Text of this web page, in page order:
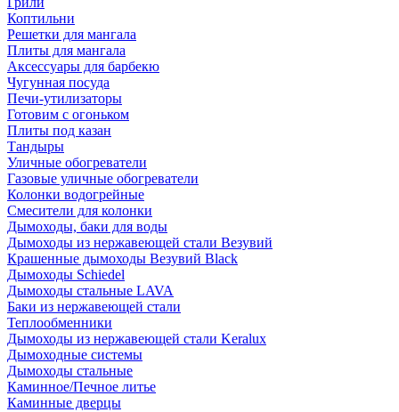
Коптильни
Решетки для мангала
Плиты для мангала
Аксессуары для барбекю
Чугунная посуда
Печи-утилизаторы
Готовим с огоньком
Плиты под казан
Тандыры
Уличные обогреватели
Газовые уличные обогреватели
Колонки водогрейные
Смесители для колонки
Дымоходы, баки для воды
Дымоходы из нержавеющей стали Везувий
Крашенные дымоходы Везувий Black
Дымоходы Schiedel
Дымоходы стальные LAVA
Баки из нержавеющей стали
Теплообменники
Дымоходы из нержавеющей стали Keralux
Дымоходные системы
Дымоходы стальные
Каминное/Печное литье
Каминные дверцы